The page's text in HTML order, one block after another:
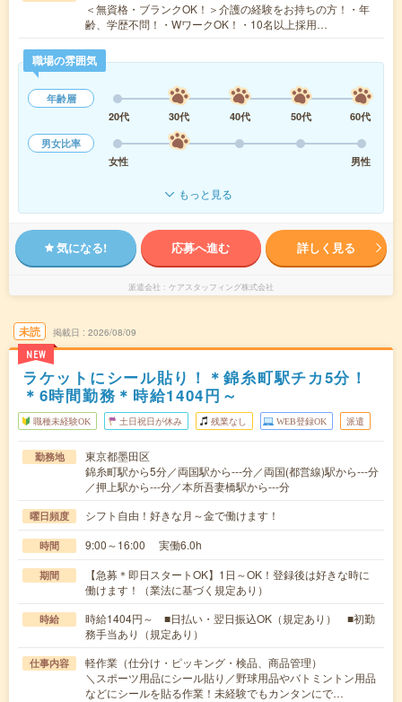
＜無資格・ブランクOK！＞介護の経験をお持ちの方！・年
齢、学歴不問！・WワークOK！・10名以上採用…
職場の雰囲気
年齢層
20代
30代 40代 50代
60代
男女比率
女性
男性
もっと見る
気になる! 応募へ進む 詳しく見る
派遣会社 ケアスタッフィング株式会社
未読
NEW
掲載日 2026/08/09
ラケットにシール貼り！＊錦糸町駅チカ5分！
＊6時間勤務＊時給1404円～
職種未経験OK 土日祝日が休み 残業なし WEB登録OK 派遣
勤務地
東京都墨田区
錦糸町駅から5分／両国駅から---分／両国(都営線)駅から---分
／押上駅から---分／本所吾妻橋駅から---分
曜日頻度 シフト自由！好きな月～金で働けます！
時間 9:00～16:00 実働6.0h
期間
【急募＊即日スタートOK】1日～OK！登録後は好きな時に
働けます！（業法に基づく規定あり）
時給
時給1404円～ ■日払い・翌日振込OK（規定あり） ■初勤
務手当あり（規定あり）
仕事内容
軽作業（仕分け・ピッキング・検品、商品管理）
＼スポーツ用品にシール貼り／野球用品やバトミントン用品
などにシールを貼る作業！未経験でもカンタンにで…